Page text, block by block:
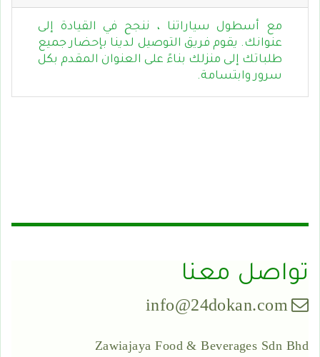
مع أسطول سياراتنا ، ننجح في القيادة إلى
عنوانك. يقوم فريق التوصيل لدينا بإحضار جميع
طلباتك إلى منزلك بناءً على العنوان المقدم بكل
سرور وابتسامة.
تواصل معنا
info@24dokan.com
Zawiajaya Food & Beverages Sdn Bhd